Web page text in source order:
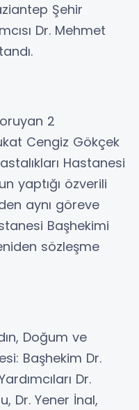
Şehir
Dr. Mehmet
2
Cengiz Gökçek
Hastanesi
yaptığı özverili
aynı göreve
Başhekimi
sözleşme
Doğum ve
Başhekim Dr.
Dr.
Dr. Yener İnal,